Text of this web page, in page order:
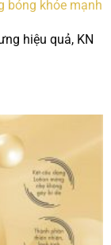
bóng khỏe mạnh
hiệu quả, KN